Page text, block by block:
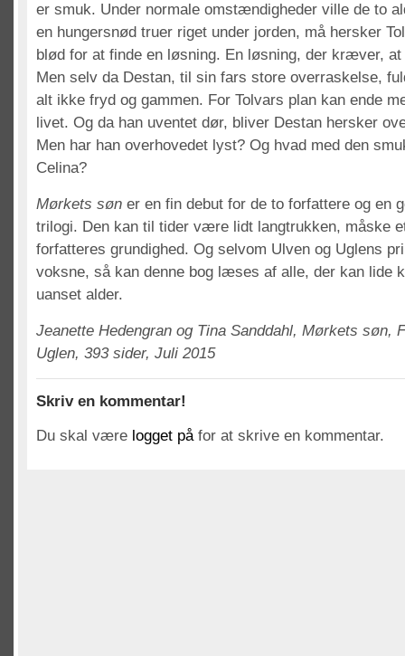
er smuk. Under normale omstændigheder ville de to
en hungersnød truer riget under jorden, må hersker
blød for at finde en løsning. En løsning, der kræver,
Men selv da Destan, til sin fars store overraskelse,
alt ikke fryd og gammen. For Tolvars plan kan ende
livet. Og da han uventet dør, bliver Destan hersker
Men har han overhovedet lyst? Og hvad med den
Celina?
Mørkets søn er en fin debut for de to forfattere og en
trilogi. Den kan til tider være lidt langtrukken, måske
forfatteres grundighed. Og selvom Ulven og Uglens
voksne, så kan denne bog læses af alle, der kan lide
uanset alder.
Jeanette Hedengran og Tina Sanddahl, Mørkets søn,
Uglen, 393 sider, Juli 2015
Skriv en kommentar!
Du skal være logget påfor at skrive en kommentar.